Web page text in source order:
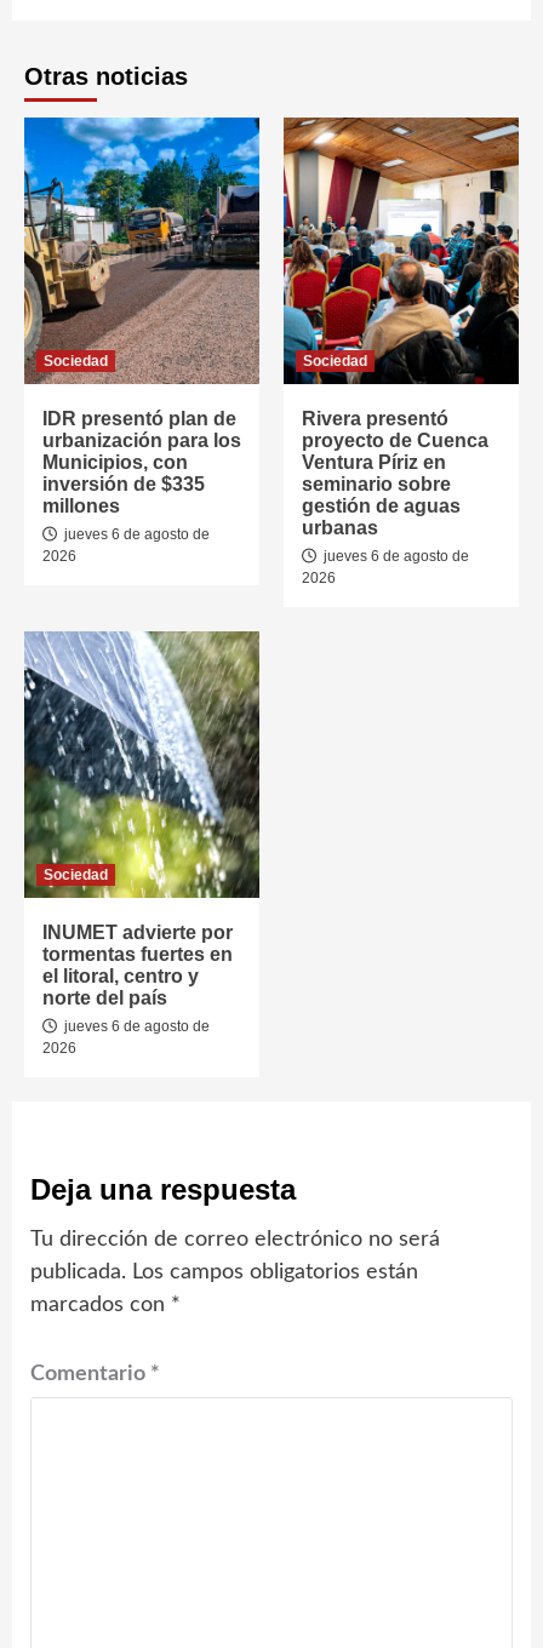
Otras noticias
Sociedad
IDR presentó plan de
urbanización para los
Municipios, con
inversión de $335
millones
jueves 6 de agosto de
2026
Sociedad
Rivera presentó
proyecto de Cuenca
Ventura Píriz en
seminario sobre
gestión de aguas
urbanas
jueves 6 de agosto de
2026
Sociedad
INUMET advierte por
tormentas fuertes en
el litoral, centro y
norte del país
jueves 6 de agosto de
2026
Deja una respuesta
Tu dirección de correo electrónico no será
publicada. Los campos obligatorios están
marcados con *
Comentario *